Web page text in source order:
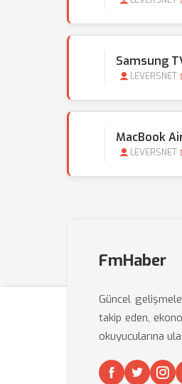
Samsung
LEVERSNET
MacBook
LEVERSNET
FmHaber
Güncel
takip eden,
okuyucularına